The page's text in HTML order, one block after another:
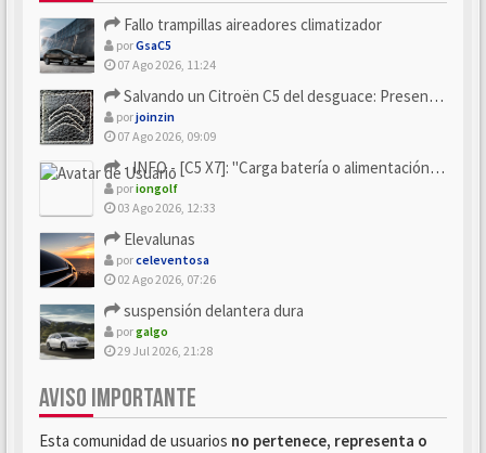
Fallo trampillas aireadores climatizador
porGsaC5
07 Ago 2026, 11:24
Salvando un Citroën C5 del desguace: Presentación y seguimiento
porjoinzin
07 Ago 2026, 09:09
- INFO - [C5 X7]: "Carga batería o alimentación eléctri...
poriongolf
03 Ago 2026, 12:33
Elevalunas
porceleventosa
02 Ago 2026, 07:26
suspensión delantera dura
porgalgo
29 Jul 2026, 21:28
AVISO IMPORTANTE
Esta comunidad de usuarios no pertenece, representa o